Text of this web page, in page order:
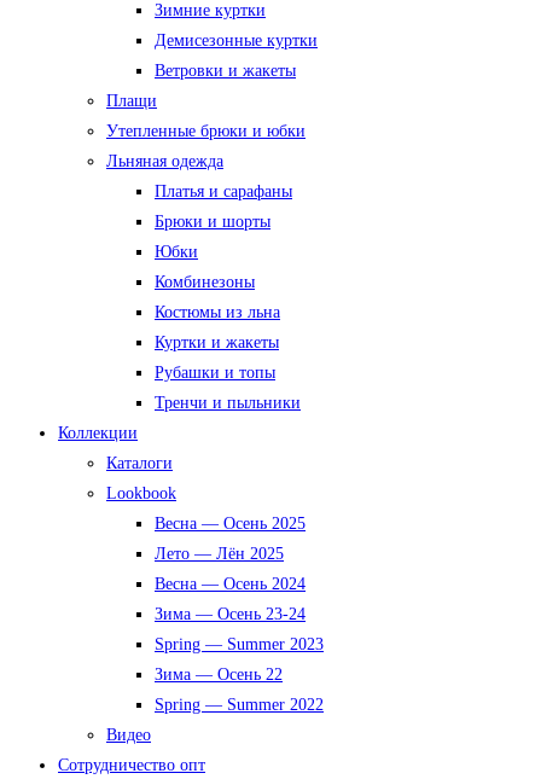
Зимние куртки
Демисезонные куртки
Ветровки и жакеты
Плащи
Утепленные брюки и юбки
Льняная одежда
Платья и сарафаны
Брюки и шорты
Юбки
Комбинезоны
Костюмы из льна
Куртки и жакеты
Рубашки и топы
Тренчи и пыльники
Коллекции
Каталоги
Lookbook
Весна — Осень 2025
Лето — Лён 2025
Весна — Осень 2024
Зима — Осень 23-24
Spring — Summer 2023
Зима — Осень 22
Spring — Summer 2022
Видео
Сотрудничество опт